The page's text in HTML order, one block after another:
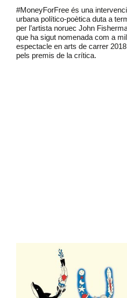
#MoneyForFree és una
urbana político-poètica duta a
per l’artista noruec John
que ha sigut nomenada com a
espectacle en arts de carrer 2018
pels premis de la crítica.